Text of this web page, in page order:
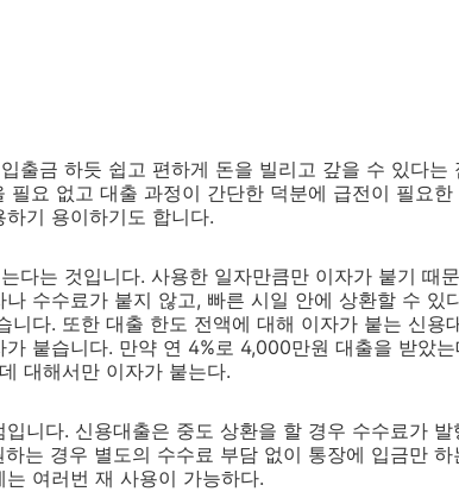
출금 하듯 쉽고 편하게 돈을 빌리고 갚을 수 있다는
요 없고 대출 과정이 간단한 덕분에 급전이 필요한
기 용이하기도 합니다.
다는 것입니다. 사용한 일자만큼만 이자가 붙기 때
수수료가 붙지 않고, 빠른 시일 안에 상환할 수 있
다. 또한 대출 한도 전액에 대해 이자가 붙는 신용
붙습니다. 만약 연 4%로 4,000만원 대출을 받았는
대해서만 이자가 붙는다.
니다. 신용대출은 중도 상환을 할 경우 수수료가 발
는 경우 별도의 수수료 부담 없이 통장에 입금만 하
여러번 재 사용이 가능하다.